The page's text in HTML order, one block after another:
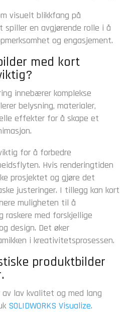
visuelt blikkfang på
en avgjørende rolle i å
og engasjement.
med kort
innebærer komplekse
belysning, materialer,
effekter for å skape et
for å forbedre
Hvis renderingtiden
prosjektet og gjøre det
justeringer. I tillegg kan kort
muligheten til å
raskere med forskjellige
design. Det øker
i kreativitetsprosessen.
produktbilder
lav kvalitet og med lang
SOLIDWORKS Visualize.